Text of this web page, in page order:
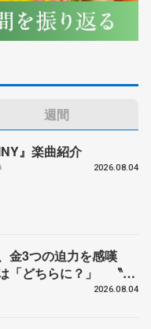
週間
』楽曲紹介
2026.08.04
金3つの迫力を感嘆
「どちらに？」 〝リ
ピック3連覇の野村忠
2026.08.04